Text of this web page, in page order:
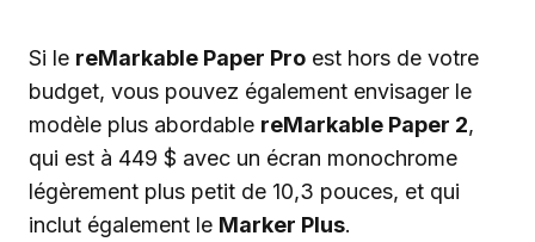
Si le reMarkable Paper Pro est hors de votre
budget, vous pouvez également envisager le
modèle plus abordable reMarkable Paper 2,
qui est à 449 $ avec un écran monochrome
légèrement plus petit de 10,3 pouces, et qui
inclut également le Marker Plus.